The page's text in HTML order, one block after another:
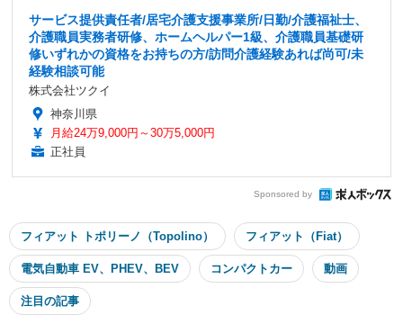
サービス提供責任者/居宅介護支援事業所/日勤/介護福祉士、
介護職員実務者研修、ホームヘルパー1級、介護職員基礎研
修いずれかの資格をお持ちの方/訪問介護経験あれば尚可/未
経験相談可能
株式会社ツクイ
神奈川県
月給24万9,000円～30万5,000円
正社員
Sponsored by
フィアット トポリーノ（Topolino） フィアット（Fiat）
電気自動車 EV、PHEV、BEV コンパクトカー 動画
注目の記事